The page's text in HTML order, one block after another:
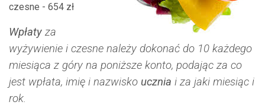
czesne - 654 zł
Wpłaty za
wyżywienie i czesne należy dokonać do 10 każdego
miesiąca z góry na poniższe konto, podając za co
jest wpłata, imię i nazwisko ucznia i za jaki miesiąc i
rok.